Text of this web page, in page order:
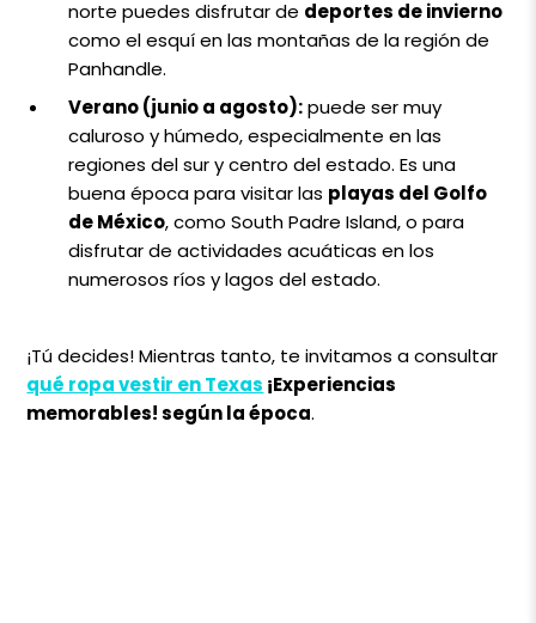
norte puedes disfrutar de deportes de invierno
como el esquí en las montañas de la región de
Panhandle.
Verano (junio a agosto):puede ser muy
caluroso y húmedo, especialmente en las
regiones del sur y centro del estado. Es una
buena época para visitar las playas del Golfo
de México, como South Padre Island, o para
disfrutar de actividades acuáticas en los
numerosos ríos y lagos del estado.
¡Tú decides! Mientras tanto, te invitamos a consultar
qué ropa vestir en Texas ¡Experiencias
memorables! según la época.